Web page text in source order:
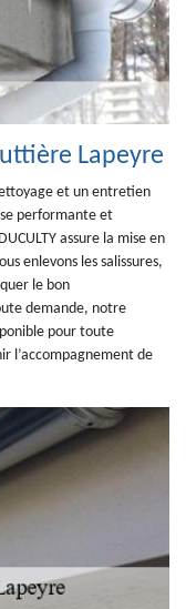
Lapeyre
et un entretien
performante et
assure la mise en
enlevons les salissures,
le bon
demande, notre
pour toute
l’accompagnement de